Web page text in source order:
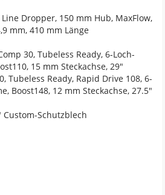
Dropper, 150 mm Hub, MaxFlow,
mm, 410 mm Länge
30, Tubeless Ready, 6-Loch-
15 mm Steckachse, 29"
Tubeless Ready, Rapid Drive 108, 6-
Boost148, 12 mm Steckachse, 27.5"
Schutzblech